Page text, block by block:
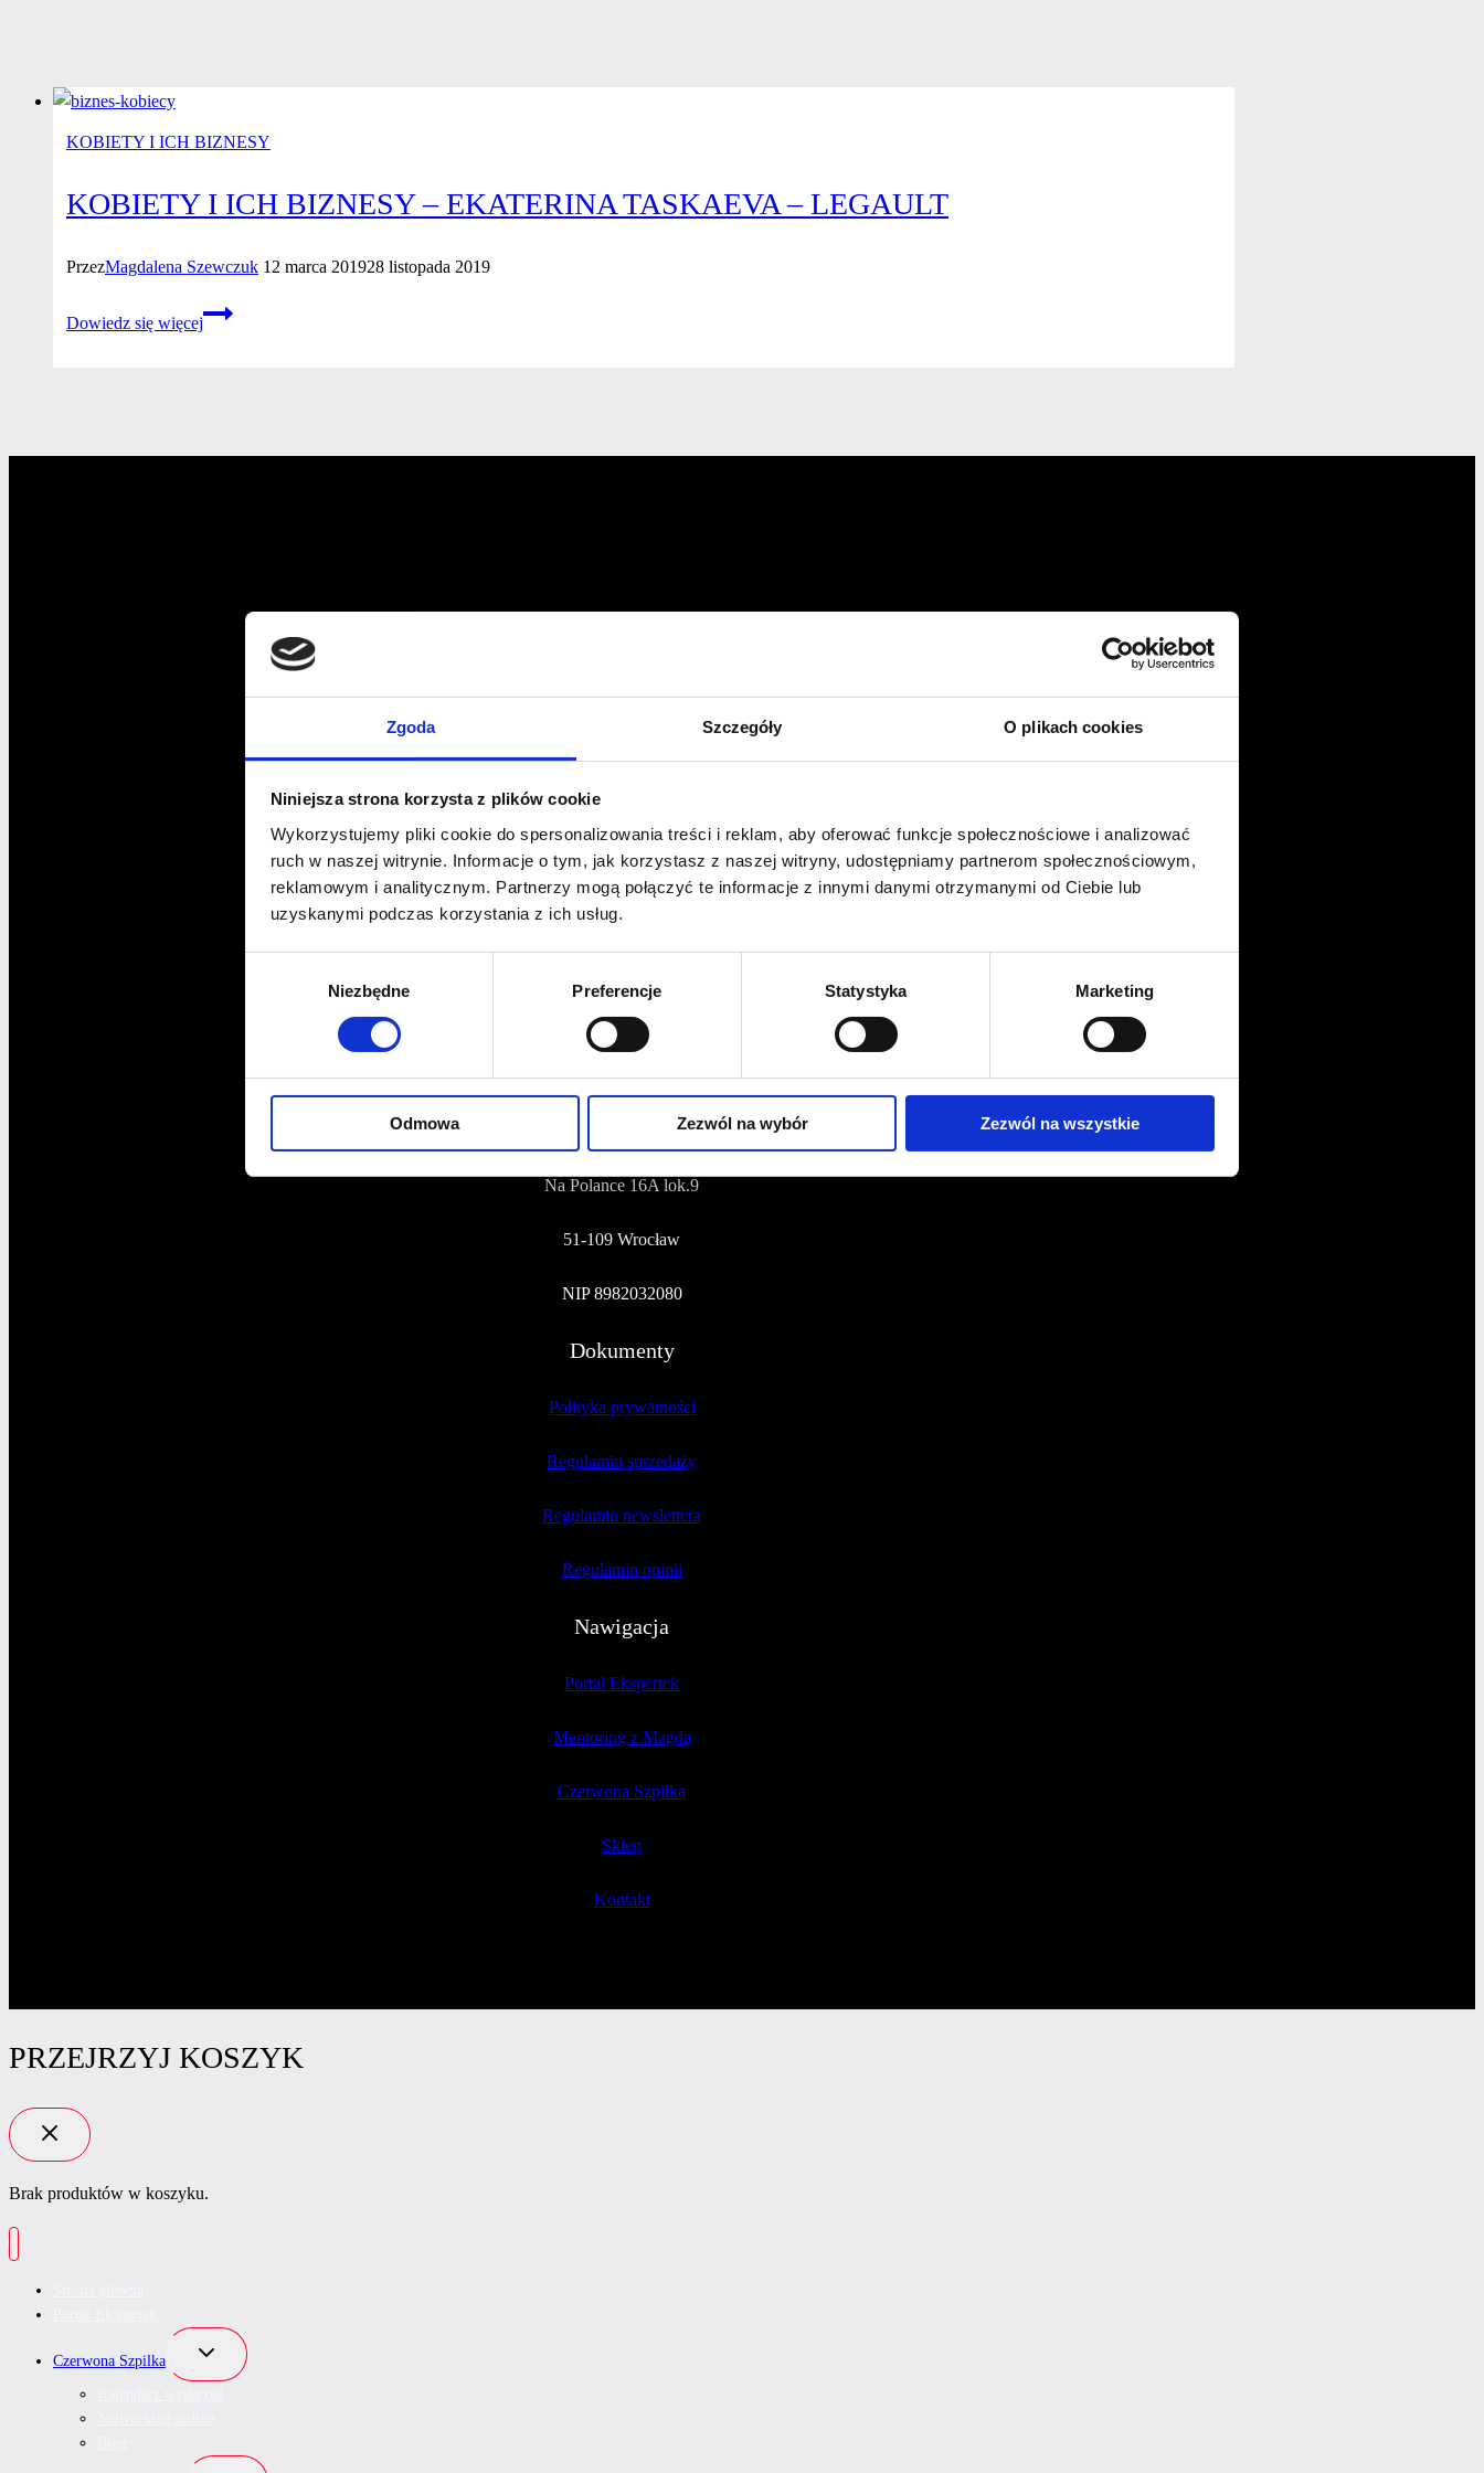
Zgoda Szczegóły O plikach cookies
Niniejsza strona korzysta z plików cookie
Wykorzystujemy pliki cookie do spersonalizowania treści i reklam, aby oferować funkcje społecznościowe i analizować
ruch w naszej witrynie. Informacje o tym, jak korzystasz z naszej witryny, udostępniamy partnerom społecznościowym,
reklamowym i analitycznym. Partnerzy mogą połączyć te informacje z innymi danymi otrzymanymi od Ciebie lub
uzyskanymi podczas korzystania z ich usług.
Niezbędne Preferencje Statystyka Marketing
Odmowa Zezwól na wybór Zezwól na wszystkie
KOBIETY I ICH BIZNESY
KOBIETY I ICH BIZNESY – EKATERINA TASKAEVA – LEGAULT
PrzezMagdalena Szewczuk 12 marca 201928 listopada 2019
Dowiedz się więcej
Kobiety
Kontakt
kontakt@czerwonaszpilka.pl
NUMER KONTA DO WPŁAT:
81 1090 2398 0000 0001 0191 1368
Adres
CZERWONA SZPILKA
Na Polance 16A lok.9
51-109 Wrocław
NIP 8982032080
Dokumenty
Polityka prywatności
Regulamin sprzedaży
Regulamin newslettera
Regulamin opinii
Nawigacja
Portal Ekspertek
Mentoring z Magdą
Czerwona Szpilka
Sklep
Kontakt
PRZEJRZYJ KOSZYK
Brak produktów w koszyku.
Czerwona Szpilka
Przełącz
podrzędne